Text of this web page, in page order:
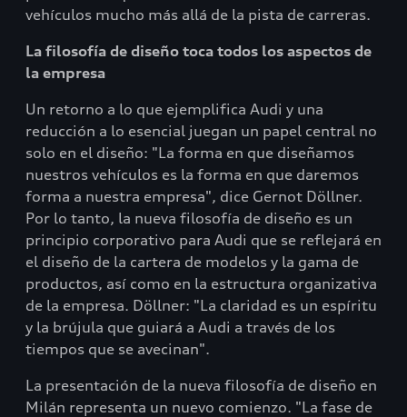
vehículos mucho más allá de la pista de carreras.
La filosofía de diseño toca todos los aspectos de
la empresa
Un retorno a lo que ejemplifica Audi y una
reducción a lo esencial juegan un papel central no
solo en el diseño: "La forma en que diseñamos
nuestros vehículos es la forma en que daremos
forma a nuestra empresa", dice Gernot Döllner.
Por lo tanto, la nueva filosofía de diseño es un
principio corporativo para Audi que se reflejará en
el diseño de la cartera de modelos y la gama de
productos, así como en la estructura organizativa
de la empresa. Döllner: "La claridad es un espíritu
y la brújula que guiará a Audi a través de los
tiempos que se avecinan".
La presentación de la nueva filosofía de diseño en
Milán representa un nuevo comienzo. "La fase de